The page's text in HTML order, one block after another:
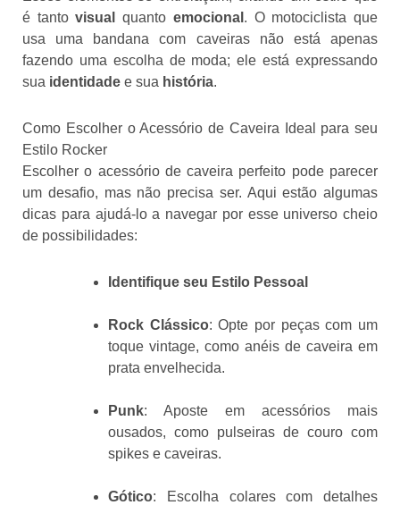
é tantovisual quanto emocional . O motociclista que
usa uma bandana com caveiras não está apenas
fazendo uma escolha de moda; ele está expressando
sua identidade e sua história.
Como Escolher o Acessório de Caveira Ideal para seu
Estilo Rocker
Escolher o acessório de caveira perfeito pode parecer
um desafio, mas não precisa ser. Aqui estão algumas
dicas para ajudá-lo a navegar por esse universo cheio
de possibilidades:
Identifique seu Estilo Pessoal
Rock Clássico: Opte por peças com um
toque vintage, como anéis de caveira em
prata envelhecida.
Punk: Aposte em acessórios mais
ousados, como pulseiras de couro com
spikes e caveiras.
Gótico: Escolha colares com detalhes